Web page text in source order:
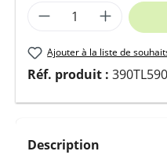
Quantité de
Ajouter à la liste de
Réf. produit :
Description